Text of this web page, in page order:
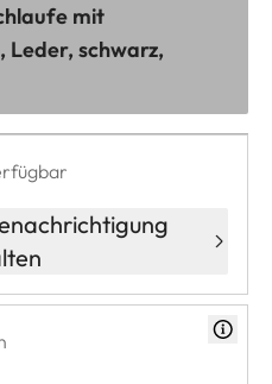
mit
Leder, schwarz,